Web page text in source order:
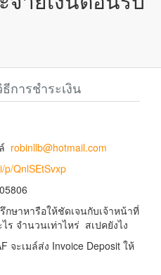
การชำระเงิน
robinllb@hotmail.com
p/QnlSEtSvxp
กษาหารือให้ชัดเจนกับเจ้าหน้าที่
ร จำนวนเท่าไหร่ สเปคยังไง
จะเมล์ส่ง Invoice Deposit ให้